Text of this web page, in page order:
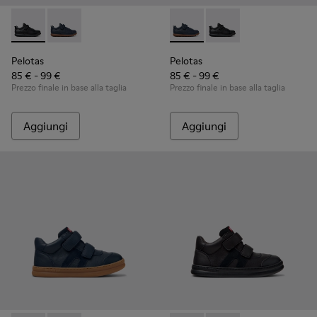
Pelotas - K800316-003 - Scarpe nere in pelle e tessuto per
Pelotas - K800316-004 - Scarpe blu in pelle e
Pelotas
85 € - 99 €
Prezzo finale in base alla taglia
Aggiungi
Pelotas - K800316-004 -
Pelotas - K800316-
Pelotas
85 € - 99 €
Prezzo finale in base alla taglia
Aggiungi